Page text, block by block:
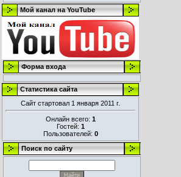
Мой канал на YouTube
Форма входа
Статистика сайта
Сайт стартовал 1 января 2011 г.
Онлайн всего: 1
Гостей: 1
Пользователей: 0
Поиск по сайту